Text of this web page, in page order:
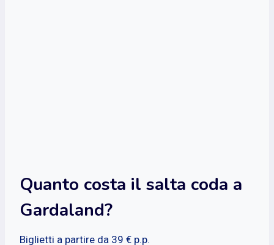
Quanto costa il salta coda a
Gardaland?
Biglietti a partire da 39 € p.p.